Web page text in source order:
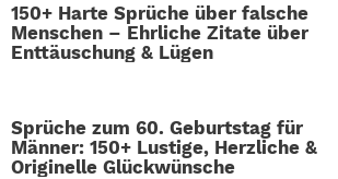
150+ Harte Sprüche über falsche
Menschen – Ehrliche Zitate über
Enttäuschung & Lügen
Sprüche zum 60. Geburtstag für
Männer: 150+ Lustige, Herzliche &
Originelle Glückwünsche